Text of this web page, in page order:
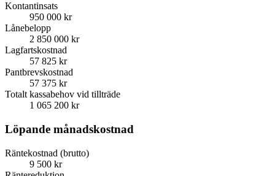
Kontantinsats
950 000 kr
Lånebelopp
2 850 000 kr
Lagfartskostnad
57 825 kr
Pantbrevskostnad
57 375 kr
Totalt kassabehov vid tillträde
1 065 200 kr
Löpande månadskostnad
Räntekostnad (brutto)
9 500 kr